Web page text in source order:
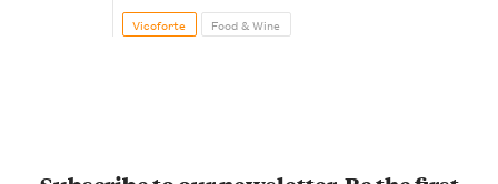
Vicoforte Food & Wine